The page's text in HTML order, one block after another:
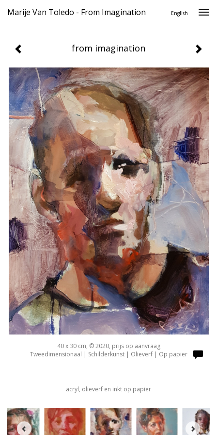
Marije Van Toledo - From Imagination English
from imagination
40 x 30 cm, © 2020, prijs op aanvraag
Tweedimensionaal | Schilderkunst | Olieverf | Op papier
acryl, olieverf en inkt op papier